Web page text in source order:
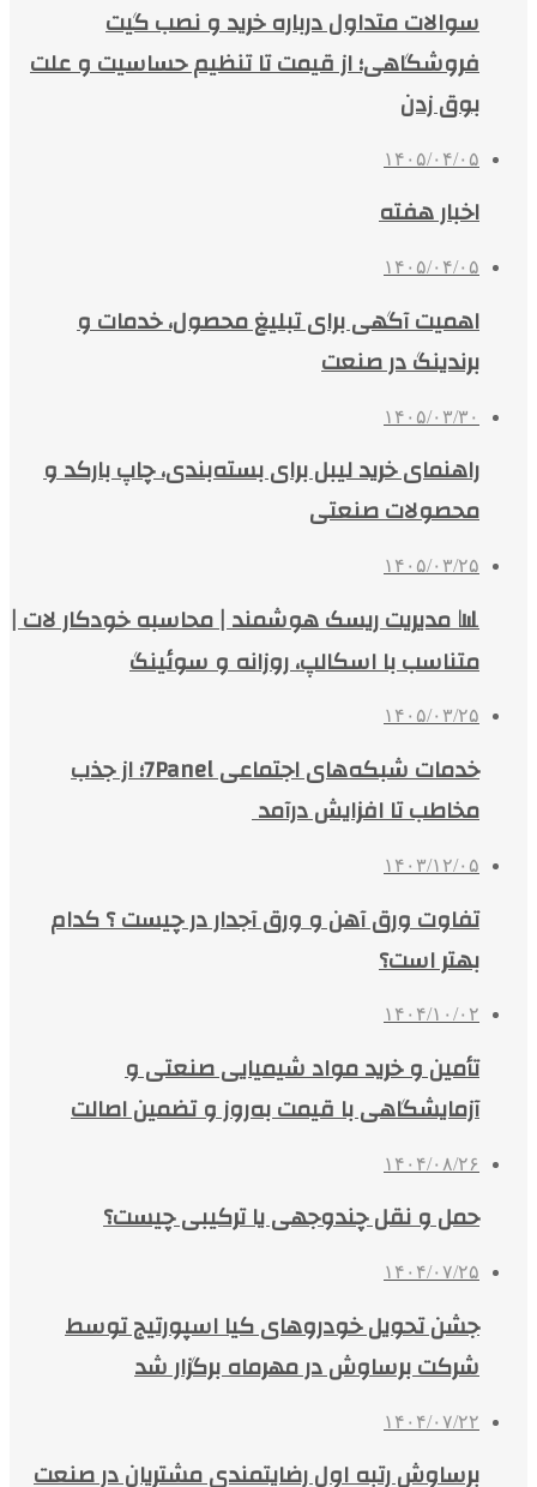
سوالات متداول درباره خرید و نصب گیت
فروشگاهی؛ از قیمت تا تنظیم حساسیت و علت
بوق زدن
۱۴۰۵/۰۴/۰۵
اخبار هفته
۱۴۰۵/۰۴/۰۵
اهمیت آگهی برای تبلیغ محصول، خدمات و
برندینگ در صنعت
۱۴۰۵/۰۳/۳۰
راهنمای خرید لیبل برای بسته‌بندی، چاپ بارکد و
محصولات صنعتی
۱۴۰۵/۰۳/۲۵
📊 مدیریت ریسک هوشمند | محاسبه خودکار لات |
متناسب با اسکالپ، روزانه و سوئینگ
۱۴۰۵/۰۳/۲۵
خدمات شبکه‌های اجتماعی 7Panel؛ از جذب
مخاطب تا افزایش درآمد
۱۴۰۳/۱۲/۰۵
تفاوت ورق آهن و ورق آجدار در چیست ؟ کدام
بهتر است؟
۱۴۰۴/۱۰/۰۲
تأمین و خرید مواد شیمیایی صنعتی و
آزمایشگاهی با قیمت به‌روز و تضمین اصالت
۱۴۰۴/۰۸/۲۶
حمل و نقل چندوجهی یا ترکیبی چیست؟
۱۴۰۴/۰۷/۲۵
جشن تحویل خودروهای کیا اسپورتیج توسط
شرکت برساوش در مهرماه برگزار شد
۱۴۰۴/۰۷/۲۲
برساوش رتبه اول رضایتمندی مشتریان در صنعت